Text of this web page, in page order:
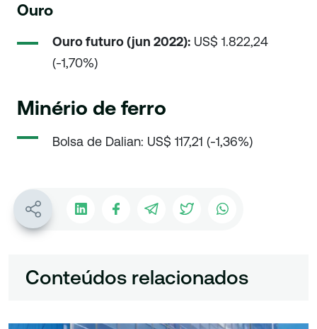
Ouro
Ouro futuro (jun 2022): US$ 1.822,24
(-1,70%)
Minério de ferro
Bolsa de Dalian: US$ 117,21 (-1,36%)
Conteúdos relacionados